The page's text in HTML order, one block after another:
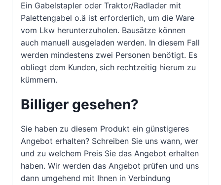
Ein Gabelstapler oder Traktor/Radlader mit
Palettengabel o.ä ist erforderlich, um die Ware
vom Lkw herunterzuholen. Bausätze können
auch manuell ausgeladen werden. In diesem Fall
werden mindestens zwei Personen benötigt. Es
obliegt dem Kunden, sich rechtzeitig hierum zu
kümmern.
Billiger gesehen?
Sie haben zu diesem Produkt ein günstigeres
Angebot erhalten? Schreiben Sie uns wann, wer
und zu welchem Preis Sie das Angebot erhalten
haben. Wir werden das Angebot prüfen und uns
dann umgehend mit Ihnen in Verbindung